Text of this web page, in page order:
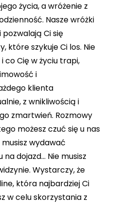
życia, a wróżenie z
Nasze wróżki
Ci się
które szykuje Ci los. Nie
co Cię w życiu trapi,
i
klienta
z wnikliwością i
zmartwień. Rozmowy
możesz czuć się u nas
musisz wydawać
dojazd… Nie musisz
Wystarczy, że
która najbardziej Ci
w celu skorzystania z